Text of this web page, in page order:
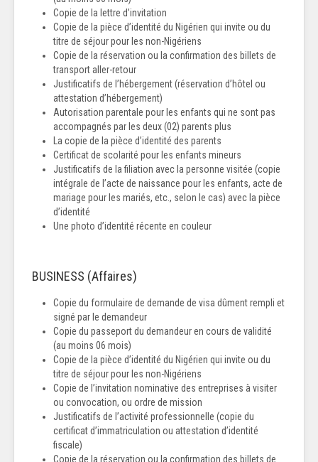
Copie de la lettre d’invitation
Copie de la pièce d’identité du Nigérien qui invite ou du
titre de séjour pour les non-Nigériens
Copie de la réservation ou la confirmation des billets de
transport aller-retour
Justificatifs de l’hébergement (réservation d’hôtel ou
attestation d’hébergement)
Autorisation parentale pour les enfants qui ne sont pas
accompagnés par les deux (02) parents plus
La copie de la pièce d’identité des parents
Certificat de scolarité pour les enfants mineurs
Justificatifs de la filiation avec la personne visitée (copie
intégrale de l’acte de naissance pour les enfants, acte de
mariage pour les mariés, etc., selon le cas) avec la pièce
d’identité
Une photo d’identité récente en couleur
BUSINESS (Affaires)
Copie du formulaire de demande de visa dûment rempli et
signé par le demandeur
Copie du passeport du demandeur en cours de validité
(au moins 06 mois)
Copie de la pièce d’identité du Nigérien qui invite ou du
titre de séjour pour les non-Nigériens
Copie de l’invitation nominative des entreprises à visiter
ou convocation, ou ordre de mission
Justificatifs de l’activité professionnelle (copie du
certificat d’immatriculation ou attestation d’identité
fiscale)
Copie de la réservation ou la confirmation des billets de